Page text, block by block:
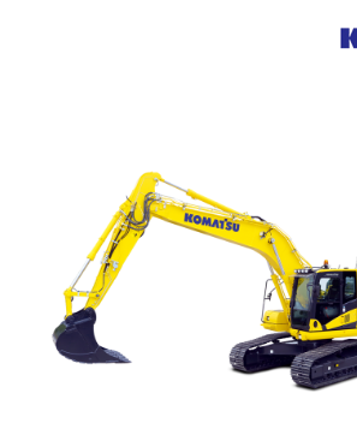
Radlader
Fahrzeuge
Stromerzeuger
Vibrationstechnik